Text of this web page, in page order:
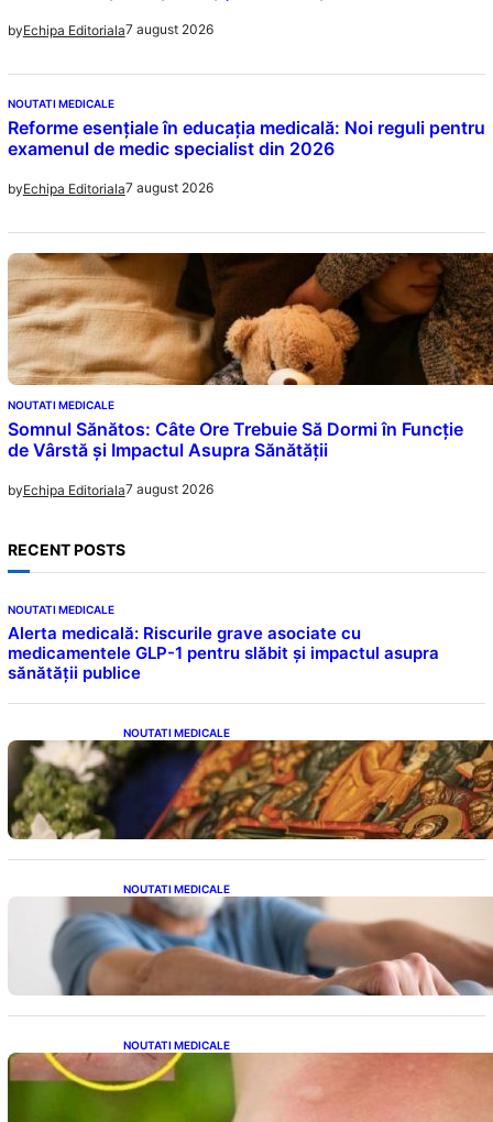
byEchipa Editoriala7 august 2026
NOUTATI MEDICALE
Reforme esențiale în educația medicală: Noi reguli pentru
examenul de medic specialist din 2026
byEchipa Editoriala7 august 2026
NOUTATI MEDICALE
Somnul Sănătos: Câte Ore Trebuie Să Dormi în Funcție
de Vârstă și Impactul Asupra Sănătății
byEchipa Editoriala7 august 2026
RECENT POSTS
NOUTATI MEDICALE
Alerta medicală: Riscurile grave asociate cu
medicamentele GLP-1 pentru slăbit și impactul asupra
sănătății publice
NOUTATI MEDICALE
Postul Adormirii Maicii Domnului: Tradiții,
Superstiții și Implicații Spiritualitate în 2026
NOUTATI MEDICALE
Îmbunătățirea sănătății cardiovasculare:
Patru exerciții simple pentru reducerea
tensiunii arteriale la domiciliu
NOUTATI MEDICALE
Cum bacteriile pielii influențează atracția
țânțarilor: O nouă viziune asupra alegerii